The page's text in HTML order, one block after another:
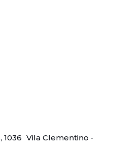
1036 Vila Clementino -